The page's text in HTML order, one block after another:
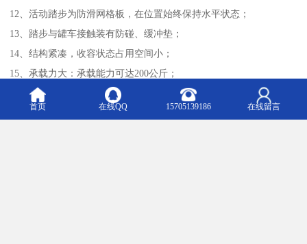
12、活动踏步为防滑网格板，在位置始终保持水平状态；
13、踏步与罐车接触装有防碰、缓冲垫；
14、结构紧凑，收容状态占用空间小；
15、承载力大：承载能力可达200公斤；
16、安装简单：只需四根M16螺栓即可固定。
我们公司将始终坚持“以人为本，服务客户，与时俱进，开拓创新”的
首页 在线QQ 15705139186 在线留言